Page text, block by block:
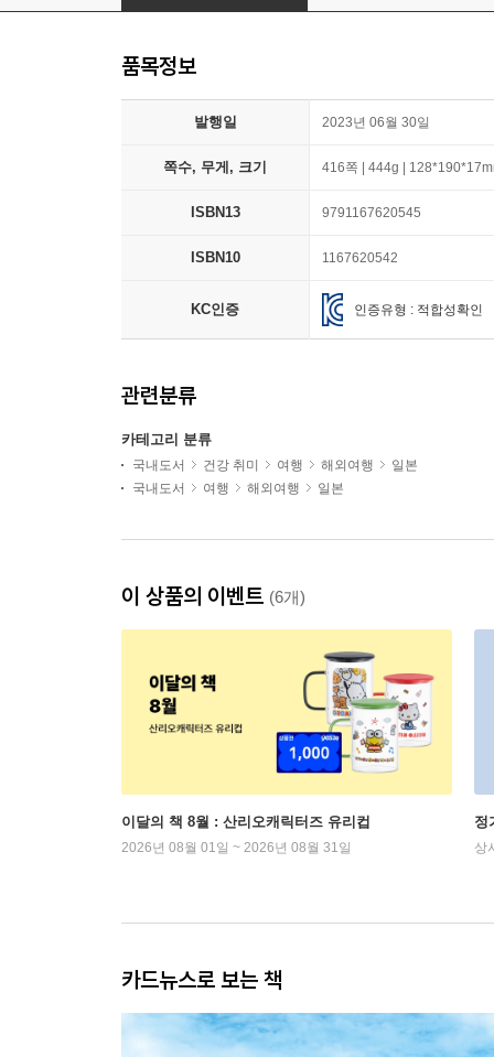
품목정보
발행일 2023년 06월 30일
쪽수, 무게, 크기 416쪽 | 444g |
ISBN13 9791167620545
ISBN10 1167620542
KC인증 인증유형 : 적합성확인
관련분류
카테고리 분류
국내도서 건강 취미 여행 해외여행
일본
국내도서
여행 해외여행 일본
이 상품의 이벤트 (6개)
이달의 책 8월 : 산리오캐릭터즈 유리컵
2026년 08월 01일 ~ 2026년 08월 31일
정
상
카드뉴스로 보는 책